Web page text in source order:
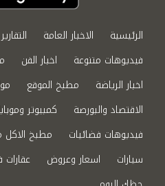
الرئيسية الاخبار العامة
فيديوهات متنوعة
اخبار الفن
اخبار الرياضة
مطبخ الموقع
الاقتصاد والبورصة
كمبيوتر
فيديوهات فضائيات
مطبخ
سيارات
اسعار وعروض